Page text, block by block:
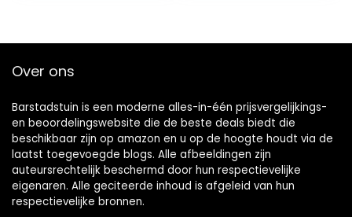
Over ons
Barstadstuin is een moderne alles-in-één prijsvergelijkings-
en beoordelingswebsite die de beste deals biedt die
beschikbaar zijn op amazon en u op de hoogte houdt via de
laatst toegevoegde blogs. Alle afbeeldingen zijn
auteursrechtelijk beschermd door hun respectievelijke
eigenaren. Alle geciteerde inhoud is afgeleid van hun
respectievelijke bronnen.